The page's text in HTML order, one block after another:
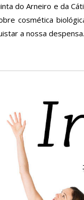
do Arneiro e da
cosmética
a nossa